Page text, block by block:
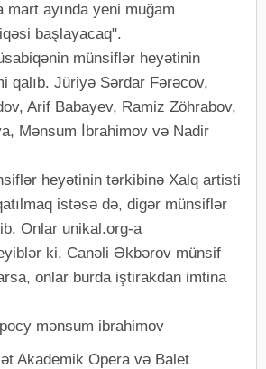
ayında yeni muğam
başlayacaq".
münsiflər heyətinin
qalıb. Jüriyə Sərdar Fərəcov,
Arif Babayev, Ramiz Zöhrabov,
Mənsum İbrahimov və Nadir
heyətinin tərkibinə Xalq artisti
istəsə də, digər münsiflər
Onlar unikal.org-a
ki, Canəli Əkbərov münsif
onlar burda iştirakdan imtina
mənsum ibrahimov
Akademik Opera və Balet